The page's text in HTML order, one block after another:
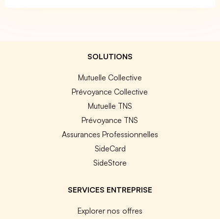
SOLUTIONS
Mutuelle Collective
Prévoyance Collective
Mutuelle TNS
Prévoyance TNS
Assurances Professionnelles
SideCard
SideStore
SERVICES ENTREPRISE
Explorer nos offres